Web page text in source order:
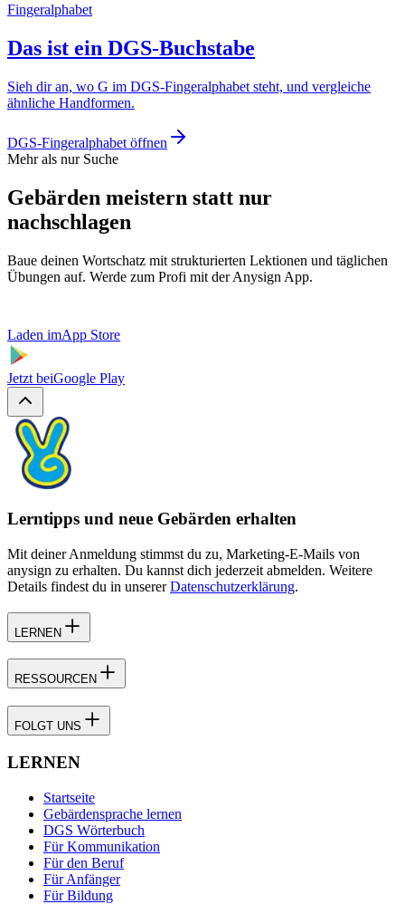
Fingeralphabet
Das ist ein DGS-Buchstabe
Sieh dir an, wo G im DGS-Fingeralphabet steht, und vergleiche
ähnliche Handformen.
DGS-Fingeralphabet öffnen
Mehr als nur Suche
Gebärden meistern statt nur
nachschlagen
Baue deinen Wortschatz mit strukturierten Lektionen und täglichen
Übungen auf. Werde zum Profi mit der Anysign App.
Laden imApp Store
Jetzt beiGoogle Play
Lerntipps und neue Gebärden erhalten
Mit deiner Anmeldung stimmst du zu, Marketing-E-Mails von
anysign zu erhalten. Du kannst dich jederzeit abmelden. Weitere
Details findest du in unserer Datenschutzerklärung.
LERNEN
RESSOURCEN
FOLGT UNS
LERNEN
Startseite
Gebärdensprache lernen
DGS Wörterbuch
Für Kommunikation
Für den Beruf
Für Anfänger
Für Bildung